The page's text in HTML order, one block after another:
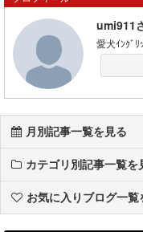
umi911
愛犬ｲﾝｸﾞﾘ
月別記事一覧を見る
カテゴリ別記事一覧を
お気に入りブログ一覧